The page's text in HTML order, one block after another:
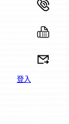
登入